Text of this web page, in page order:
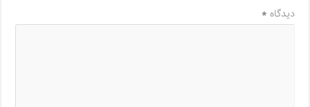
دیدگاه*